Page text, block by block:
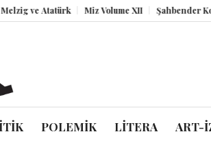
ve Atatürk Miz Volume XII Şahbender
POLEMİK LİTERA ART-